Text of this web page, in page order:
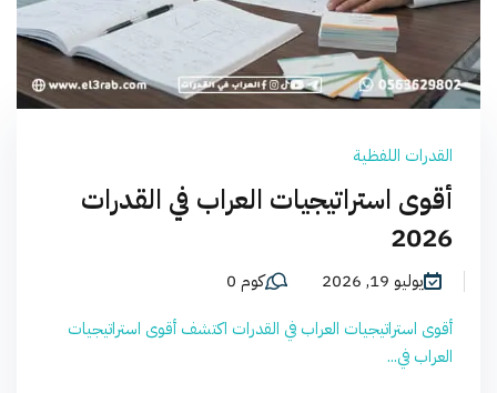
القدرات اللفظية
أقوى استراتيجيات العراب في القدرات
2026
يوليو 19, 2026
كوم 0
أقوى استراتيجيات العراب في القدرات اكتشف أقوى استراتيجيات
العراب في...